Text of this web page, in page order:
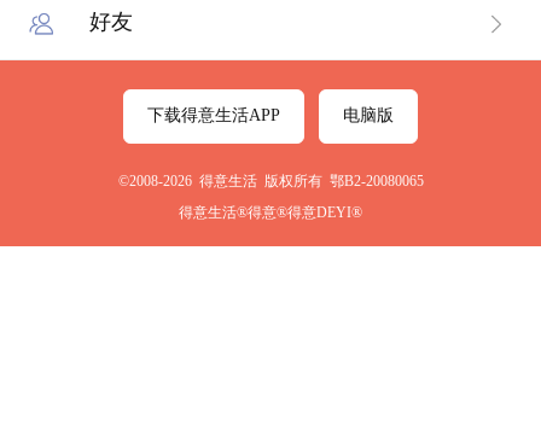
好友
下载得意生活APP 电脑版
©2008-2026 得意生活 版权所有 鄂B2-20080065
得意生活®得意®得意DEYI®